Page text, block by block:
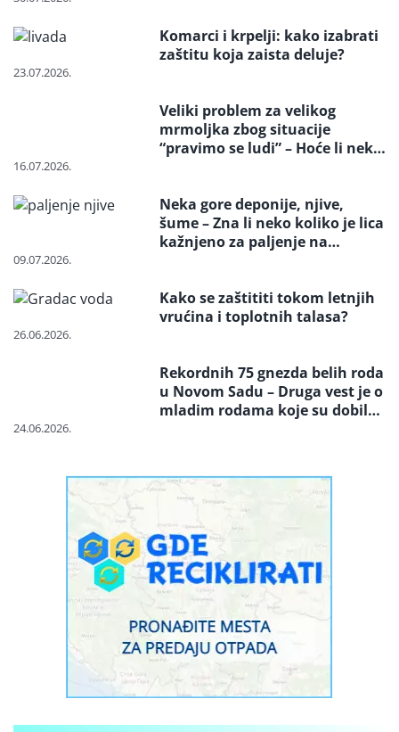
Komarci i krpelji: kako izabrati
zaštitu koja zaista deluje?
23.07.2026.
Veliki problem za velikog
mrmoljka zbog situacije
“pravimo se ludi” – Hoće li neko
16.07.2026.
Neka gore deponije, njive,
šume – Zna li neko koliko je lica
kažnjeno za paljenje na
09.07.2026.
Kako se zaštititi tokom letnjih
vrućina i toplotnih talasa?
26.06.2026.
Rekordnih 75 gnezda belih roda
u Novom Sadu – Druga vest je o
mladim rodama koje su dobile
24.06.2026.